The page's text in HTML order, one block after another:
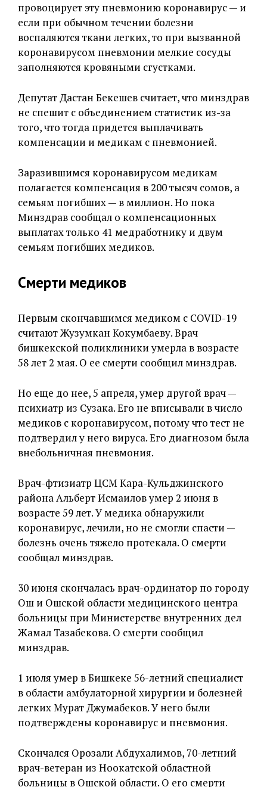
провоцирует эту пневмонию коронавирус — и
если при обычном течении болезни
воспаляются ткани легких, то при вызванной
коронавирусом пневмонии мелкие сосуды
заполняются кровяными сгустками.
Депутат Дастан Бекешев считает, что минздрав
не спешит с объединением статистик из-за
того, что тогда придется выплачивать
компенсации и медикам с пневмонией.
Заразившимся коронавирусом медикам
полагается компенсация в 200 тысяч сомов, а
семьям погибших — в миллион. Но пока
Минздрав сообщал о компенсационных
выплатах только 41 медработнику и двум
семьям погибших медиков.
Смерти медиков
Первым скончавшимся медиком с COVID-19
считают Жузумкан Кокумбаеву. Врач
бишкекской поликлиники умерла в возрасте
58 лет 2 мая. О ее смерти сообщил минздрав.
Но еще до нее, 5 апреля, умер другой врач —
психиатр из Сузака. Его не вписывали в число
медиков с коронавирусом, потому что тест не
подтвердил у него вируса. Его диагнозом была
внебольничная пневмония.
Врач-фтизиатр ЦСМ Кара-Кульджинского
района Альберт Исмаилов умер 2 июня в
возрасте 59 лет. У медика обнаружили
коронавирус, лечили, но не смогли спасти —
болезнь очень тяжело протекала. О смерти
сообщал минздрав.
30 июня скончалась врач-ординатор по городу
Ош и Ошской области медицинского центра
больницы при Министерстве внутренних дел
Жамал Тазабекова. О смерти сообщил
минздрав.
1 июля умер в Бишкеке 56-летний специалист
в области амбулаторной хирургии и болезней
легких Мурат Джумабеков. У него были
подтверждены коронавирус и пневмония.
Скончался Орозали Абдухалимов, 70-летний
врач-ветеран из Ноокатской областной
больницы в Ошской области. О его смерти